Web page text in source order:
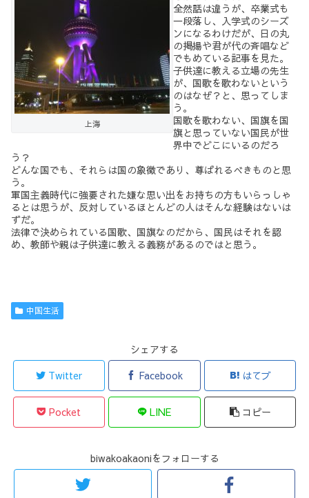
上海
全然話は違うが、卒業式も
一段落し、入学式のシーズ
ンになるわけだが、日の丸
の掲揚や君が代の斉唱など
でもめている記事を見た。
子供達に教える立場の先生
が、国歌を歌わないという
のはなぜ？と、思ってしま
う。
国歌を歌わない、国旗を国
旗と思っていない国民が世
界中でどこにいるのだろ
う？
どんな国でも、それらは国の象徴であり、尊ばれるべきものと思
う。
軍国主義時代に強要された嫌な思い出をお持ちの方もいらっしゃ
るとは思うが、反対しているほとんどの人はそんな経験はないは
ずだ。
法律で決められている国歌、国旗なのだから、国民はそれを認
め、教師や親は子供達に教える義務があるのではと思う。
中国生活
シェアする
Twitter
Facebook はてブ
Pocket LINE コピー
biwakoakaoniをフォローする